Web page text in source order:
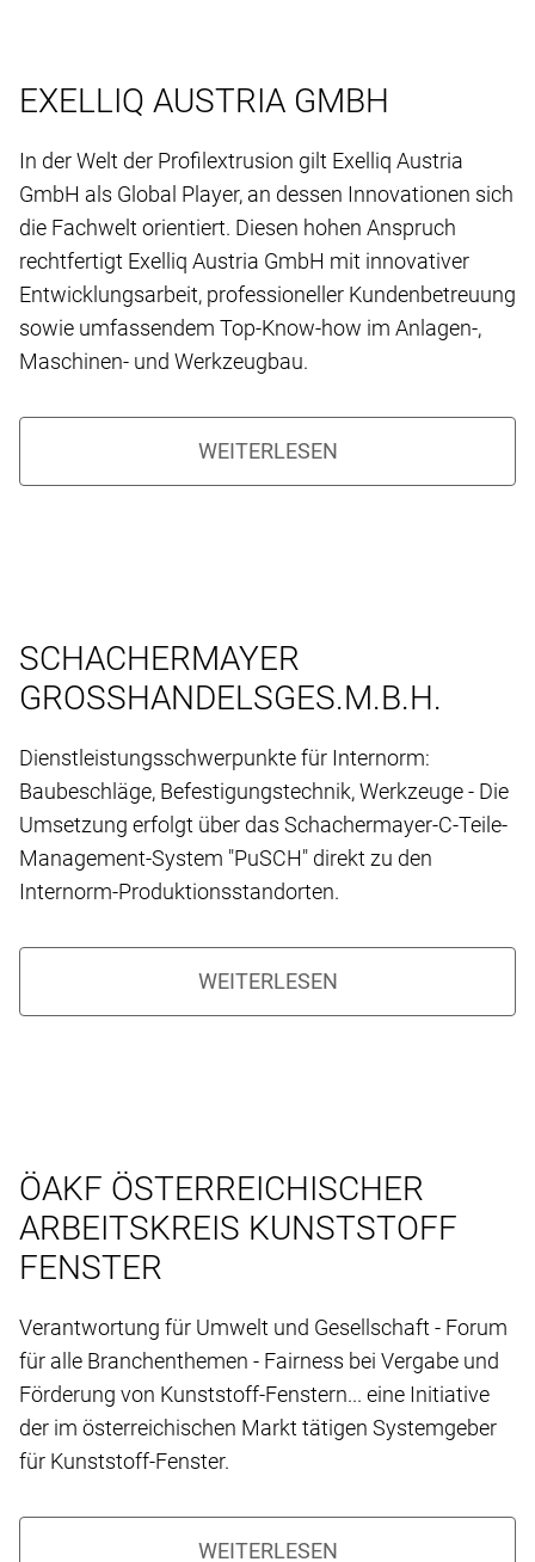
EXELLIQ AUSTRIA GMBH
In der Welt der Profilextrusion gilt Exelliq Austria
GmbH als Global Player, an dessen Innovationen sich
die Fachwelt orientiert. Diesen hohen Anspruch
rechtfertigt Exelliq Austria GmbH mit innovativer
Entwicklungsarbeit, professioneller Kundenbetreuung
sowie umfassendem Top-Know-how im Anlagen-,
Maschinen- und Werkzeugbau.
SCHACHERMAYER
GROSSHANDELSGES.M.B.H.
Dienstleistungsschwerpunkte für Internorm:
Baubeschläge, Befestigungstechnik, Werkzeuge - Die
Umsetzung erfolgt über das Schachermayer-C-Teile-
Management-System "PuSCH" direkt zu den
Internorm-Produktionsstandorten.
ÖAKF ÖSTERREICHISCHER
ARBEITSKREIS KUNSTSTOFF
FENSTER
Verantwortung für Umwelt und Gesellschaft - Forum
für alle Branchenthemen - Fairness bei Vergabe und
Förderung von Kunststoff-Fenstern... eine Initiative
der im österreichischen Markt tätigen Systemgeber
für Kunststoff-Fenster.